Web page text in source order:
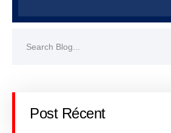
Post Récent